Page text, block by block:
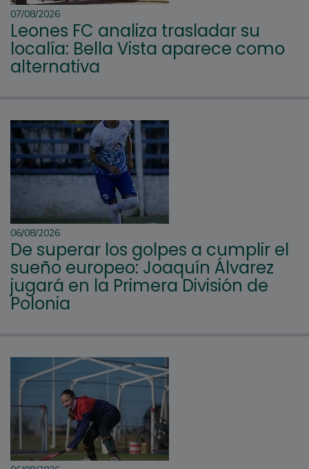
07/08/2026
Leones FC analiza trasladar su
localía: Bella Vista aparece como
alternativa
06/08/2026
De superar los golpes a cumplir el
sueño europeo: Joaquín Álvarez
jugará en la Primera División de
Polonia